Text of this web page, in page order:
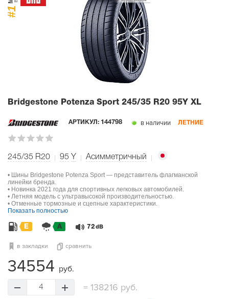
#1
Bridgestone Potenza Sport 245/35 R20 95Y XL
АРТИКУЛ: 144798 в наличии ЛЕТНИЕ
245/35 R20 95 Y Асимметричный
• Шины Bridgestone Potenza Sport — представитель флагманской
линейки бренда.
• Новинка 2021 года для спортивных легковых автомобилей.
• Летняя модель с ультравысокой производительностью.
• Отменные тормозные и сцепные характеристики.
Показать полностью
E A 72 dB
в закладки сравнить
34554 руб.
4 =138216 руб.